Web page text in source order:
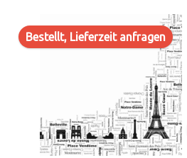
Bestellt, Lieferzeit anfragen